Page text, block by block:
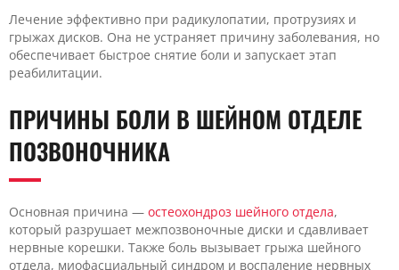
Лечение эффективно при радикулопатии, протрузиях и
грыжах дисков. Она не устраняет причину заболевания, но
обеспечивает быстрое снятие боли и запускает этап
реабилитации.
ПРИЧИНЫ БОЛИ В ШЕЙНОМ ОТДЕЛЕ
ПОЗВОНОЧНИКА
Основная причина — остеохондроз шейного отдела,
который разрушает межпозвоночные диски и сдавливает
нервные корешки. Также боль вызывает грыжа шейного
отдела, миофасциальный синдром и воспаление нервных